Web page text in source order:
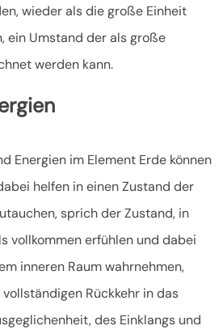
wieder als die große Einheit
ein Umstand der als große
werden kann.
Energien im Element Erde können
helfen in einen Zustand der
sprich der Zustand, in
vollkommen erfühlen und dabei
inneren Raum wahrnehmen,
Rückkehr in das
des Einklangs und